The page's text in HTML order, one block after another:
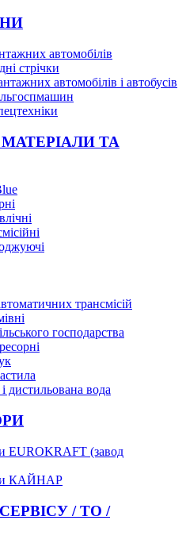
автомобілів
стрічки
автомобілів і автобусів
ТА
трансмісій
господарства
дистильована вода
EUROKRAFT (завод
КАЙНАР
/ ТО /